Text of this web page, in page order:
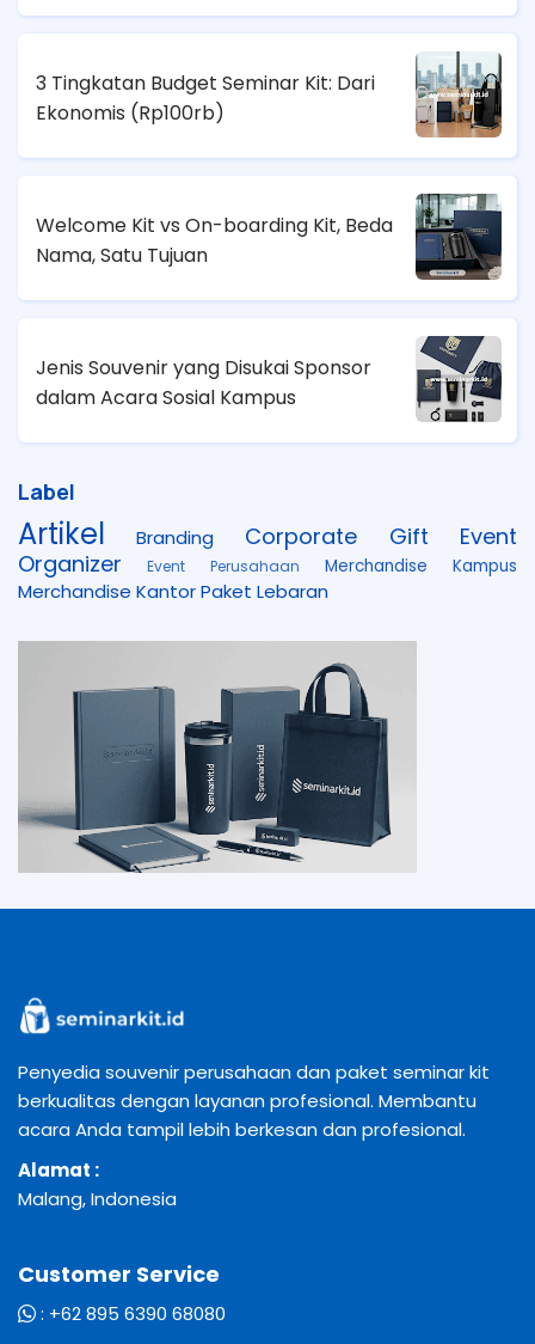
Lapangan?
3 Tingkatan Budget Seminar Kit: Dari
Ekonomis (Rp100rb)
Welcome Kit vs On-boarding Kit, Beda
Nama, Satu Tujuan
Jenis Souvenir yang Disukai Sponsor
dalam Acara Sosial Kampus
Label
Artikel Branding Corporate Gift
Event
Organizer
Event Perusahaan Merchandise Kampus
Merchandise KantorPaket Lebaran
Penyedia souvenir perusahaan dan paket seminar kit
berkualitas dengan layanan profesional. Membantu
acara Anda tampil lebih berkesan dan profesional.
Alamat :
Malang, Indonesia
Customer Service
: +62 895 6390 68080